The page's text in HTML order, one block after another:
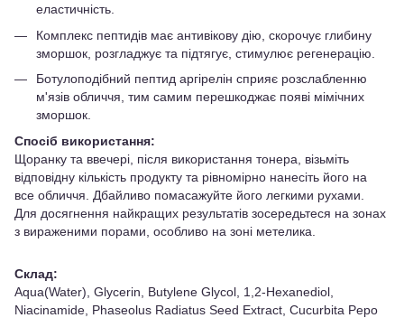
еластичність.
Комплекс пептидів має антивікову дію, скорочує глибину
зморшок, розгладжує та підтягує, стимулює регенерацію.
Ботулоподібний пептид аргірелін сприяє розслабленню
м'язів обличчя, тим самим перешкоджає появі мімічних
зморшок.
Спосіб використання:
Щоранку та ввечері, після використання тонера, візьміть
відповідну кількість продукту та рівномірно нанесіть його на
все обличчя. Дбайливо помасажуйте його легкими рухами.
Для досягнення найкращих результатів зосередьтеся на зонах
з вираженими порами, особливо на зоні метелика.
Склад:
Aqua(Water), Glycerin, Butylene Glycol, 1,2-Hexanediol,
Niacinamide, Phaseolus Radiatus Seed Extract, Cucurbita Pepo